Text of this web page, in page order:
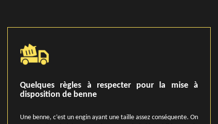
Quelques règles à respecter pour la mise à
disposition de benne
Une benne, c’est un engin ayant une taille assez conséquente. On